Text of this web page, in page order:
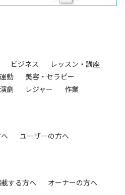
ビジネス
レッスン・講座
動
美容・セラピー
劇 レジャー 作業
ユーザーの方へ
する方へ オーナーの方へ